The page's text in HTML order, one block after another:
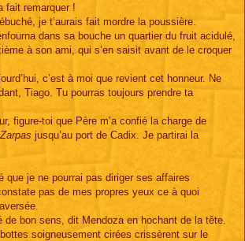
fait remarquer !
je t’aurais fait mordre la poussière.
dans sa bouche un quartier du fruit acidulé,
à son ami, qui s’en saisit avant de le croquer
c’est à moi que revient cet honneur. Ne
Tiago. Tu pourras toujours prendre ta
figure-toi que Père m’a confié la charge de
Zarpas jusqu’au port de Cadix. Je partirai la
je ne pourrai pas diriger ses affaires
pas de mes propres yeux ce à quoi
bon sens, dit Mendoza en hochant de la tête.
soigneusement cirées crissèrent sur le